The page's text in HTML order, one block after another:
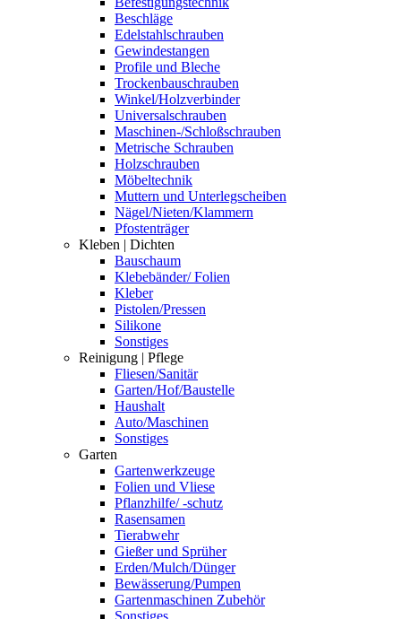
Beschläge
Edelstahlschrauben
Gewindestangen
Profile und Bleche
Trockenbauschrauben
Winkel/Holzverbinder
Universalschrauben
Maschinen-/Schloßschrauben
Metrische Schrauben
Holzschrauben
Möbeltechnik
Muttern und Unterlegscheiben
Nägel/Nieten/Klammern
Pfostenträger
Kleben | Dichten
Bauschaum
Klebebänder/ Folien
Kleber
Pistolen/Pressen
Silikone
Sonstiges
Reinigung | Pflege
Fliesen/Sanitär
Garten/Hof/Baustelle
Haushalt
Auto/Maschinen
Sonstiges
Garten
Gartenwerkzeuge
Folien und Vliese
Pflanzhilfe/ -schutz
Rasensamen
Tierabwehr
Gießer und Sprüher
Erden/Mulch/Dünger
Bewässerung/Pumpen
Gartenmaschinen Zubehör